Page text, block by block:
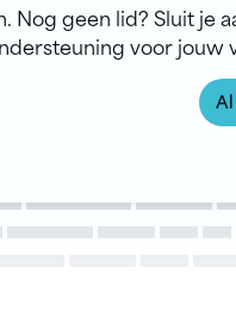
Nog geen lid? Sluit je
voor jouw